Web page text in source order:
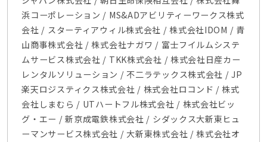
浜コーポレーション / MS&ADアビリティーワークス株式
会社 / スターティアウィル株式会社 / 株式会社IDOM / 青
山商事株式会社 / 株式会社ナガワ / 富士フイルムシステ
ムサービス株式会社 / TKK株式会社 / 株式会社日産カー
レンタルソリューション / 不二ラテックス株式会社 / JP
楽天ロジスティクス株式会社 / 株式会社ロコンド / 株式
会社しまむら / UTハートフル株式会社 / 株式会社ビッ
グ・エー / 新京成電鉄株式会社 / シダックス大新東ヒュ
ーマンサービス株式会社 / 大新東株式会社 / 株式会社オ